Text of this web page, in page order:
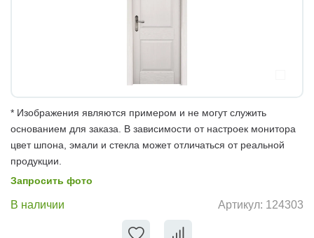
* Изображения являются примером и не могут служить
основанием для заказа. В зависимости от настроек монитора
цвет шпона, эмали и стекла может отличаться от реальной
продукции.
Запросить фото
В наличии Артикул: 124303